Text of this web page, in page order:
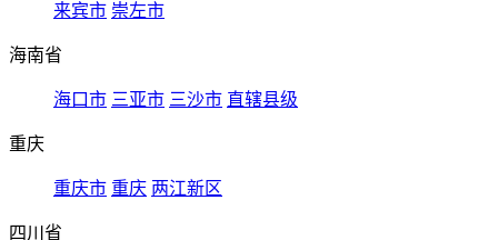
来宾市 崇左市
海南省
海口市 三亚市 三沙市 直辖县级
重庆
重庆市 重庆 两江新区
四川省